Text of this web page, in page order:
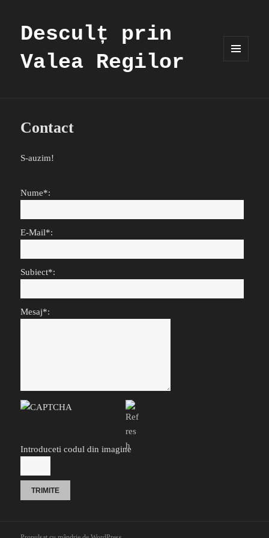
Desculț prin
Valea Regilor
Contact
S-auzim!
Nume*:
E-Mail*:
Subiect*:
Mesaj*:
Introduceti codul din imagine